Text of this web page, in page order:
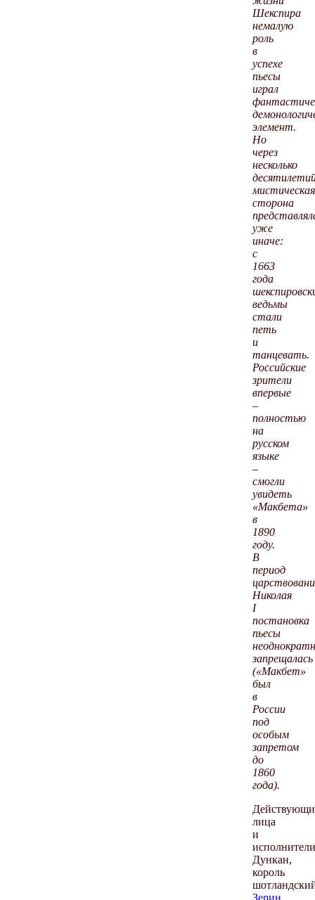
Шекспира
немалую
роль
в
успехе
пьесы
играл
элемент.
Но
через
несколько
мистическая
сторона
уже
иначе:
с
1663
года
ведьмы
стали
петь
и
танцевать.
Российские
зрители
впервые
–
полностью
на
русском
языке
–
смогли
увидеть
«Макбета»
в
1890
году.
В
период
Николая
I
постановка
пьесы
запрещалась
(«Макбет»
был
в
России
под
особым
запретом
до
1860
года).
лица
и
Дункан,
король
Зерин